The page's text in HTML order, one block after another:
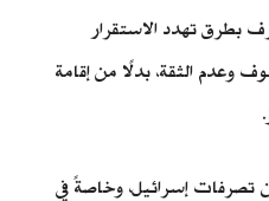
بطرق تهدد الاستقرار
وعدم الثقة، بدلًا من إقامة
تصرفات إسرائيل، وخاصةً في